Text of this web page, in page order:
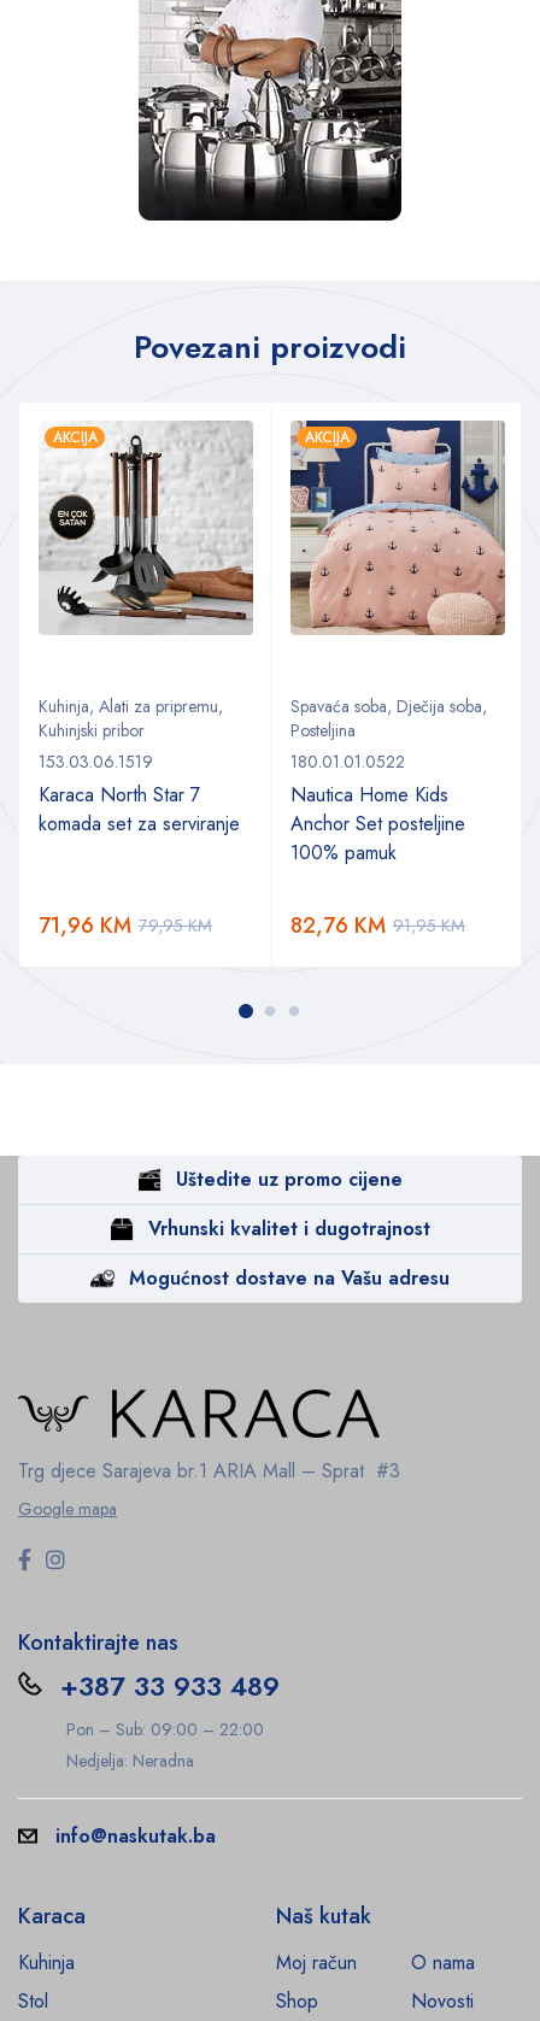
Povezani proizvodi
AKCIJA
Kuhinja, Alati za pripremu,
Kuhinjski pribor
153.03.06.1519
Karaca North Star 7
komada set za serviranje
79,95KM
71,96 KM
AKCIJA
Spavaća soba, Dječija soba,
Posteljina
180.01.01.0522
Nautica Home Kids
Anchor Set posteljine
100% pamuk
91,95KM
82,76 KM
Uštedite uz promo cijene
Vrhunski kvalitet i dugotrajnost
Mogućnost dostave na Vašu adresu
Trg djece Sarajeva br.1 ARIA Mall – Sprat #3
Google mapa
Kontaktirajte nas
+387 33 933 489
Pon – Sub: 09:00 – 22:00
Nedjelja: Neradna
info@naskutak.ba
Karaca
Kuhinja
Stol
Naš kutak
Moj račun
O nama
Shop
Novosti